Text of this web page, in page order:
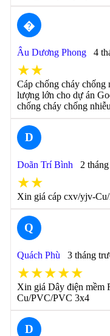
�
Âu Dương Phong 4
★★
Cáp chống cháy chống
lượng lớn cho dự án
chống cháy chống
D
Doãn Trí Bình 2
★★
Xin giá cáp cxv/yjv-
Q
Quách Phù 3 tháng
★★★★★
Xin giá Dây điện
Cu/PVC/PVC 3x4
D